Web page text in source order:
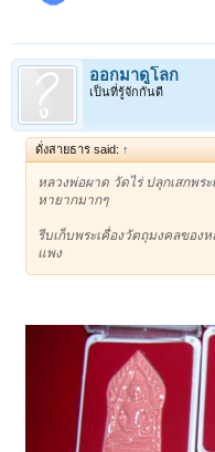
ออกมาดูโลก
เป็นที่รู้จักกันดี
ดั่งสายธาร said: ↑
หลวงพ่อผาด วัดไร่ ปลุกเสกพร
หายากมากๆ
รีบเก็บพระเคื่องวัตถุมงคลของ
แพง